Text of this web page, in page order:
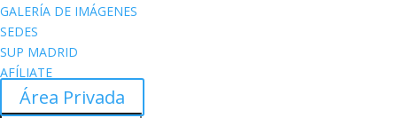
GALERÍA DE IMÁGENES
SEDES
SUP MADRID
AFÍLIATE
Área Privada